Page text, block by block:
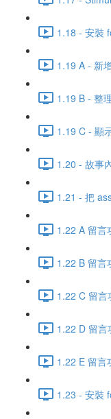
1.18 - 安裝
1.19 A - 新
1.19 B - 整
1.19 C - 顯
1.20 - 故事
1.21 - 把
1.22 A 留
1.22 B 留
1.22 C 留
1.22 D 留
1.22 E 留言
1.23 - 安裝